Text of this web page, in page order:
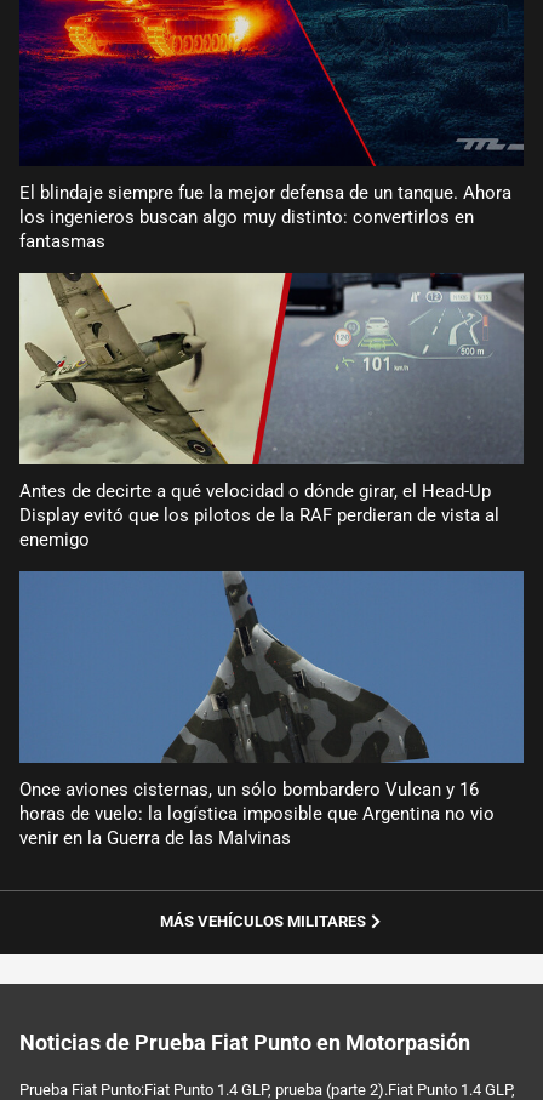
El blindaje siempre fue la mejor defensa de un tanque. Ahora
los ingenieros buscan algo muy distinto: convertirlos en
fantasmas
Antes de decirte a qué velocidad o dónde girar, el Head-Up
Display evitó que los pilotos de la RAF perdieran de vista al
enemigo
Once aviones cisternas, un sólo bombardero Vulcan y 16
horas de vuelo: la logística imposible que Argentina no vio
venir en la Guerra de las Malvinas
MÁS VEHÍCULOS MILITARES
Noticias de Prueba Fiat Punto en Motorpasión
Prueba Fiat Punto:Fiat Punto 1.4 GLP, prueba (parte 2).Fiat Punto 1.4 GLP,